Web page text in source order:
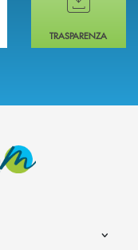
TRASPARENZA